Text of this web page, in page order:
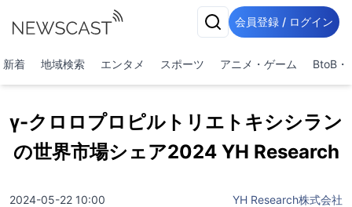
会員登録 / ログイン
新着 地域検索 エンタメ スポーツ アニメ・ゲーム BtoB・
γ-クロロプロピルトリエトキシシラン
の世界市場シェア2024 YH Research
2024-05-22 10:00 YH Research株式会社